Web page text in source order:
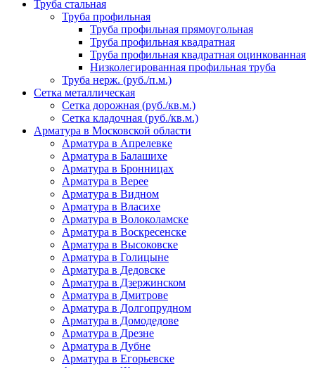
Труба стальная
Труба профильная
Труба профильная прямоугольная
Труба профильная квадратная
Труба профильная квадратная оцинкованная
Низколегированная профильная труба
Труба нерж. (руб./п.м.)
Сетка металлическая
Сетка дорожная (руб./кв.м.)
Сетка кладочная (руб./кв.м.)
Арматура в Московской области
Арматура в Апрелевке
Арматура в Балашихе
Арматура в Бронницах
Арматура в Верее
Арматура в Видном
Арматура в Власихе
Арматура в Волоколамске
Арматура в Воскресенске
Арматура в Высоковске
Арматура в Голицыне
Арматура в Дедовске
Арматура в Дзержинском
Арматура в Дмитрове
Арматура в Долгопрудном
Арматура в Домодедове
Арматура в Дрезне
Арматура в Дубне
Арматура в Егорьевске